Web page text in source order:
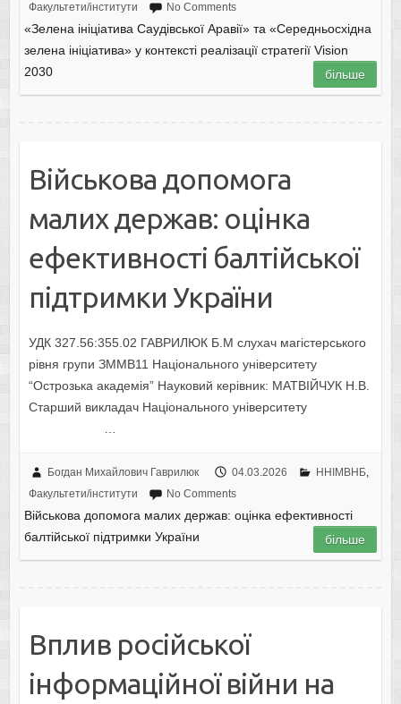
Факультети/інститути
No Comments
«Зелена ініціатива Саудівської Аравії» та «Середньосхідна
зелена ініціатива» у контексті реалізації стратегії Vision
2030
більше
Військова допомога
малих держав: оцінка
ефективності балтійської
підтримки України
УДК 327.56:355.02 ГАВРИЛЮК Б.М слухач магістерського
рівня групи ЗММВ11 Національного університету
“Острозька академія” Науковий керівник: МАТВІЙЧУК Н.В.
Старший викладач Національного університету
Богдан Михайлович Гаврилюк 04.03.2026 ННІМВНБ,
Факультети/інститути
No Comments
Військова допомога малих держав: оцінка ефективності
балтійської підтримки України
більше
Вплив російської
інформаційної війни на